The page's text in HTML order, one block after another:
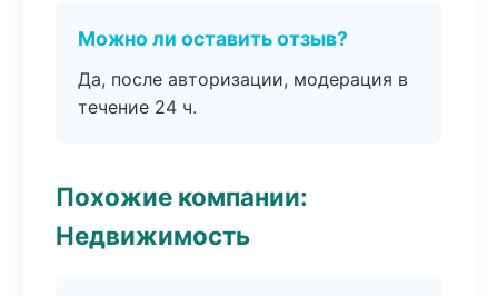
Можно ли оставить отзыв?
Да, после авторизации, модерация в
течение 24 ч.
Похожие компании:
Недвижимость